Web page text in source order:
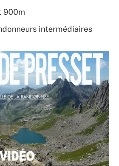
900m
intermédiaires